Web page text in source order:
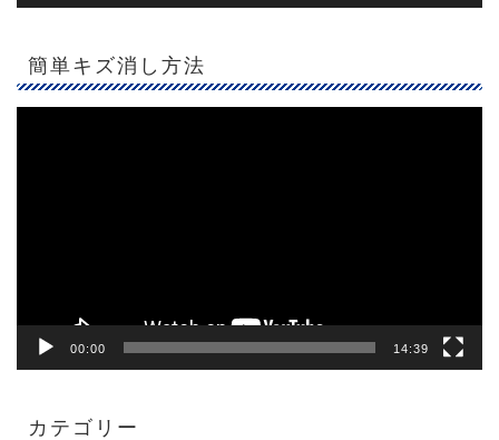
簡単キズ消し方法
00:00 14:39
カテゴリー